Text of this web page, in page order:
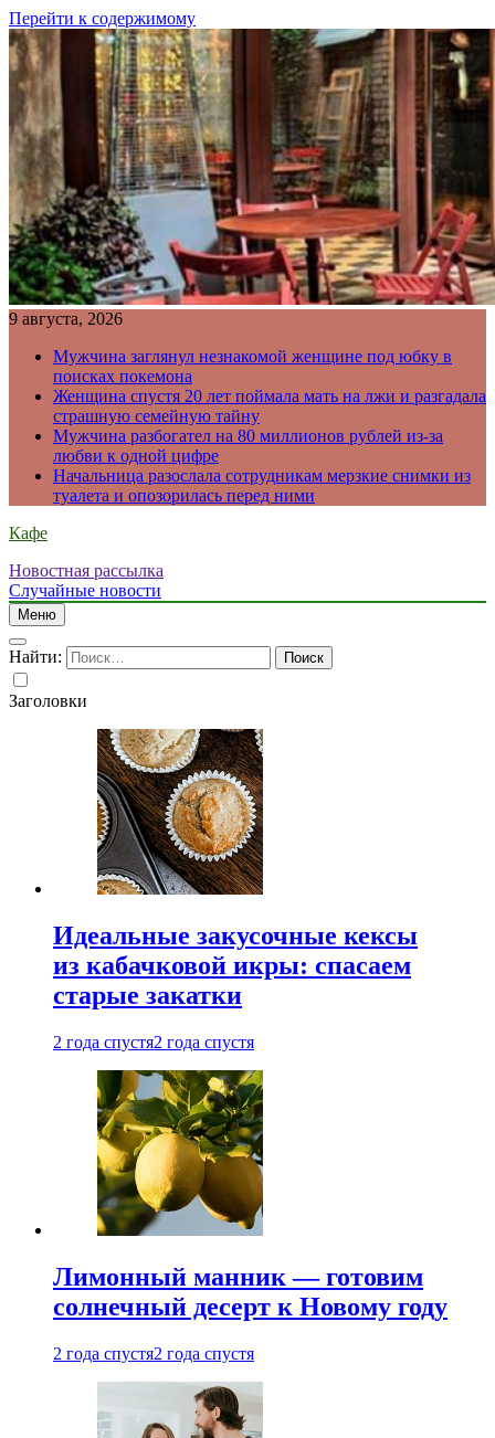
Перейти к содержимому
9 августа, 2026
Мужчина заглянул незнакомой женщине под юбку в
поисках покемона
Женщина спустя 20 лет поймала мать на лжи и разгадала
страшную семейную тайну
Мужчина разбогател на 80 миллионов рублей из-за
любви к одной цифре
Начальница разослала сотрудникам мерзкие снимки из
туалета и опозорилась перед ними
Кафе
Новостная рассылка
Случайные новости
Меню
Найти:
Заголовки
Идеальные закусочные кексы
из кабачковой икры: спасаем
старые закатки
2 года спустя2 года спустя
Лимонный манник — готовим
солнечный десерт к Новому году
2 года спустя2 года спустя